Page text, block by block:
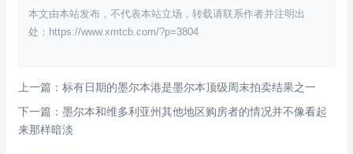
本文由本站发布，不代表本站立场，转载请联系作者并注明出
处：https://www.xmtcb.com/?p=3804
上一篇：标有日期的墨尔本港是墨尔本顶级周末拍卖结果之一
下一篇：墨尔本和维多利亚州其他地区购房者的情况并不像看起
来那样暗淡